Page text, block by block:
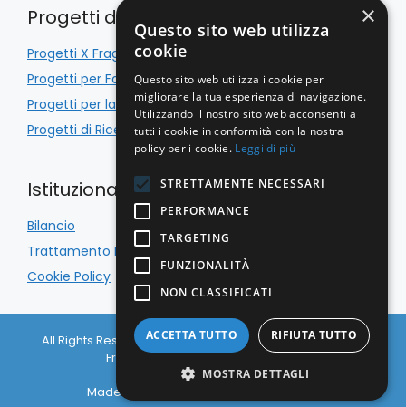
Progetti di Inclusione
Progetti X Fragile
Progetti per Famiglie
Progetti per la Scuola
Progetti di Ricerca
Istituzionale
Bilancio
Trattamento Dati
Cookie Policy
All Rights Reserved © Associazione Italiana Sindrome X
Fragile APS 2026 C.F. 97133650156
Privacy Policy |Cookie Policy
Made with
×
Questo sito web utilizza
cookie
Questo sito web utilizza i cookie per
migliorare la tua esperienza di navigazione.
Utilizzando il nostro sito web acconsenti a
tutti i cookie in conformità con la nostra
policy per i cookie. Leggi di più
STRETTAMENTE NECESSARI
PERFORMANCE
TARGETING
FUNZIONALITÀ
NON CLASSIFICATI
ACCETTA TUTTO RIFIUTA TUTTO
MOSTRA DETTAGLI